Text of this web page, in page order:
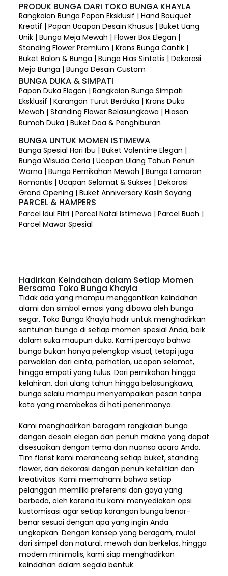
PRODUK BUNGA DARI TOKO BUNGA KHAYLA
Rangkaian Bunga Papan Eksklusif | Hand Bouquet
Kreatif | Papan Ucapan Desain Khusus | Buket Uang
Unik | Bunga Meja Mewah | Flower Box Elegan |
Standing Flower Premium | Krans Bunga Cantik |
Buket Balon & Bunga | Bunga Hias Sintetis | Dekorasi
Meja Bunga | Bunga Desain Custom
BUNGA DUKA & SIMPATI
Papan Duka Elegan | Rangkaian Bunga Simpati
Eksklusif | Karangan Turut Berduka | Krans Duka
Mewah | Standing Flower Belasungkawa | Hiasan
Rumah Duka | Buket Doa & Penghiburan
BUNGA UNTUK MOMEN ISTIMEWA
Bunga Spesial Hari Ibu | Buket Valentine Elegan |
Bunga Wisuda Ceria | Ucapan Ulang Tahun Penuh
Warna | Bunga Pernikahan Mewah | Bunga Lamaran
Romantis | Ucapan Selamat & Sukses | Dekorasi
Grand Opening | Buket Anniversary Kasih Sayang
PARCEL & HAMPERS
Parcel Idul Fitri | Parcel Natal Istimewa | Parcel Buah |
Parcel Mawar Spesial
Hadirkan Keindahan dalam Setiap Momen
Bersama Toko Bunga Khayla
Tidak ada yang mampu menggantikan keindahan
alami dan simbol emosi yang dibawa oleh bunga
segar. Toko Bunga Khayla hadir untuk menghadirkan
sentuhan bunga di setiap momen spesial Anda, baik
dalam suka maupun duka. Kami percaya bahwa
bunga bukan hanya pelengkap visual, tetapi juga
perwakilan dari cinta, perhatian, ucapan selamat,
hingga empati yang tulus. Dari pernikahan hingga
kelahiran, dari ulang tahun hingga belasungkawa,
bunga selalu mampu menyampaikan pesan tanpa
kata yang membekas di hati penerimanya.
Kami menghadirkan beragam rangkaian bunga
dengan desain elegan dan penuh makna yang dapat
disesuaikan dengan tema dan nuansa acara Anda.
Tim florist kami merancang setiap buket, standing
flower, dan dekorasi dengan penuh ketelitian dan
kreativitas. Kami memahami bahwa setiap
pelanggan memiliki preferensi dan gaya yang
berbeda, oleh karena itu kami menyediakan opsi
kustomisasi agar setiap karangan bunga benar-
benar sesuai dengan apa yang ingin Anda
ungkapkan. Dengan konsep yang beragam, mulai
dari simpel dan natural, mewah dan berkelas, hingga
modern minimalis, kami siap menghadirkan
keindahan dalam segala bentuk.